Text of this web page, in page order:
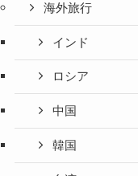
海外旅行
インド
ロシア
中国
韓国